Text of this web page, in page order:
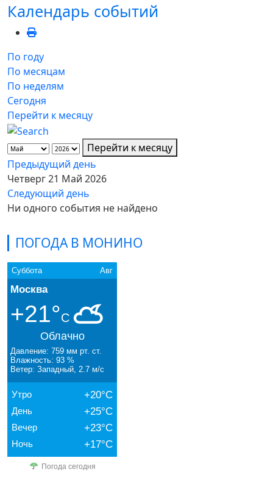
ПОГОДА В МОНИНО
Суббота Авг
Москва
+21°C
Облачно
Давление: 759 мм рт. ст.
Влажность: 93 %
Ветер: Западный, 2.7 м/с
Утро +20°C
День +25°C
Вечер +23°C
Ночь +17°C
Погода сегодня
Календарь событий
По году
По месяцам
По неделям
Сегодня
Перейти к месяцу
Перейти к месяцу
Предыдущий день
Четверг 21 Май 2026
Следующий день
Ни одного события не найдено